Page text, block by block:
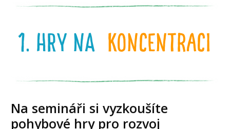
1. hry na koncentraci
Na semináři si vyzkoušíte
pohybové hry pro rozvoj